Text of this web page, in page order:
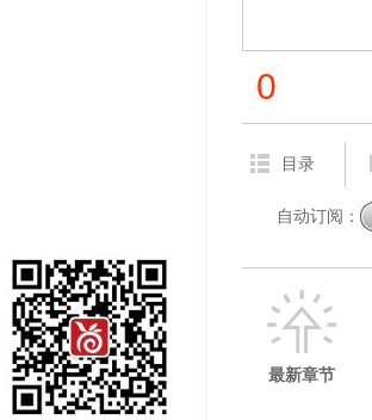
0
目录
自动订阅：
最新章节